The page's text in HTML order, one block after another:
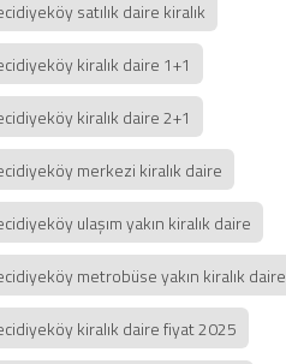
satılık daire kiralık
kiralık daire 1+1
kiralık daire 2+1
merkezi kiralık daire
ulaşım yakın kiralık daire
metrobüse yakın kiralık daire
kiralık daire fiyat 2025